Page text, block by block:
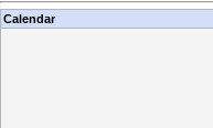
Calendar